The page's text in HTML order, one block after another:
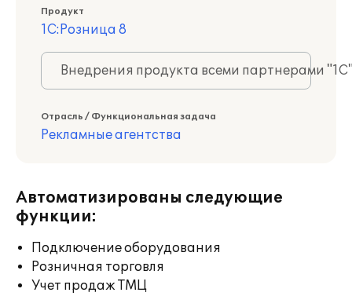
Продукт
1С:Розница 8
Внедрения продукта всеми партнерами
Отрасль / Функциональная задача
Рекламные агентства
Автоматизированы следующие
функции:
Подключение оборудования
Розничная торговля
Учет продаж ТМЦ